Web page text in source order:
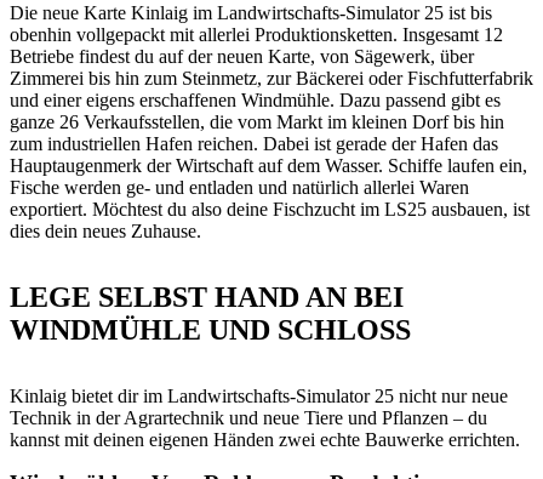
Die neue Karte Kinlaig im Landwirtschafts-Simulator 25 ist bis
obenhin vollgepackt mit allerlei Produktionsketten. Insgesamt 12
Betriebe findest du auf der neuen Karte, von Sägewerk, über
Zimmerei bis hin zum Steinmetz, zur Bäckerei oder Fischfutterfabrik
und einer eigens erschaffenen Windmühle. Dazu passend gibt es
ganze 26 Verkaufsstellen, die vom Markt im kleinen Dorf bis hin
zum industriellen Hafen reichen. Dabei ist gerade der Hafen das
Hauptaugenmerk der Wirtschaft auf dem Wasser. Schiffe laufen ein,
Fische werden ge- und entladen und natürlich allerlei Waren
exportiert. Möchtest du also deine Fischzucht im LS25 ausbauen, ist
dies dein neues Zuhause.
LEGE SELBST HAND AN BEI
WINDMÜHLE UND SCHLOSS
Kinlaig bietet dir im Landwirtschafts-Simulator 25 nicht nur neue
Technik in der Agrartechnik und neue Tiere und Pflanzen – du
kannst mit deinen eigenen Händen zwei echte Bauwerke errichten.